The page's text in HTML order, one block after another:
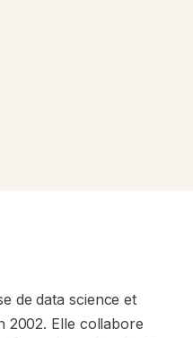
de data science et
2002. Elle collabore